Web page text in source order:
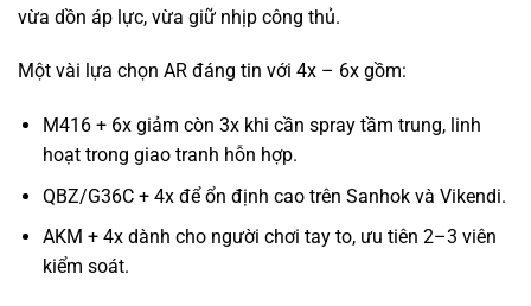
vừa dồn áp lực, vừa giữ nhịp công thủ.
Một vài lựa chọn AR đáng tin với 4x – 6x gồm:
M416 + 6x giảm còn 3x khi cần spray tầm trung, linh
hoạt trong giao tranh hỗn hợp.
QBZ/G36C + 4x để ổn định cao trên Sanhok và Vikendi.
AKM + 4x dành cho người chơi tay to, ưu tiên 2–3 viên
kiểm soát.